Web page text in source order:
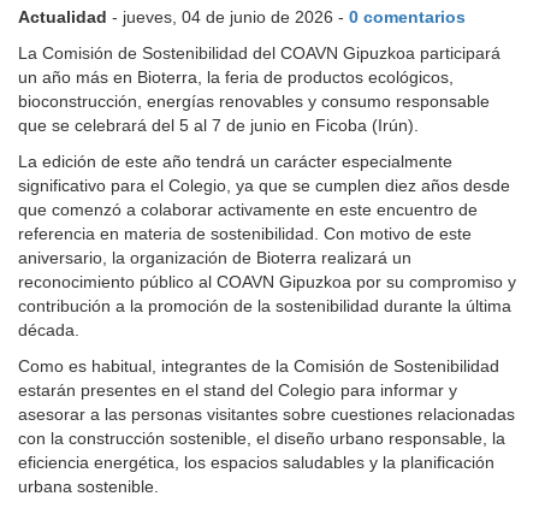
Actualidad - jueves, 04 de junio de 2026 - 0 comentarios
La Comisión de Sostenibilidad del COAVN Gipuzkoa participará
un año más en Bioterra, la feria de productos ecológicos,
bioconstrucción, energías renovables y consumo responsable
que se celebrará del 5 al 7 de junio en Ficoba (Irún).
La edición de este año tendrá un carácter especialmente
significativo para el Colegio, ya que se cumplen diez años desde
que comenzó a colaborar activamente en este encuentro de
referencia en materia de sostenibilidad. Con motivo de este
aniversario, la organización de Bioterra realizará un
reconocimiento público al COAVN Gipuzkoa por su compromiso y
contribución a la promoción de la sostenibilidad durante la última
década.
Como es habitual, integrantes de la Comisión de Sostenibilidad
estarán presentes en el stand del Colegio para informar y
asesorar a las personas visitantes sobre cuestiones relacionadas
con la construcción sostenible, el diseño urbano responsable, la
eficiencia energética, los espacios saludables y la planificación
urbana sostenible.